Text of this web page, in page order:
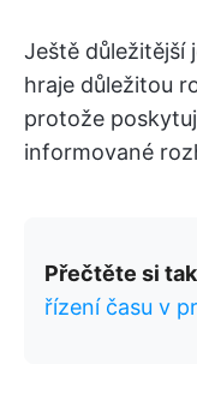
Ještě důležitější
hraje důležitou
protože
informované
Přečtěte si
řízení času v